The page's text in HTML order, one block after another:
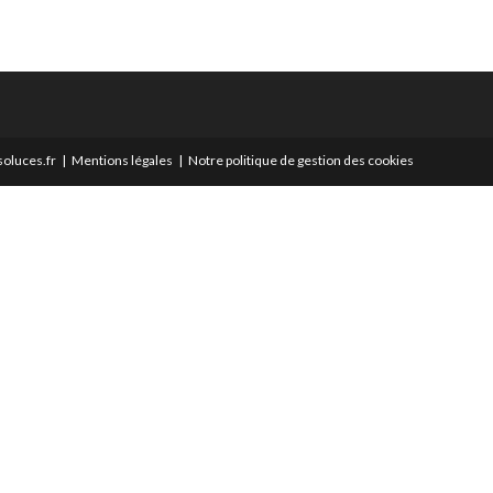
Mentions légales Notre politique de gestion des cookies